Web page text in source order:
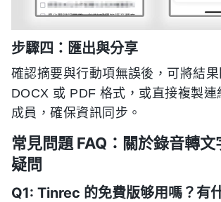
步驟四：匯出與分享
確認摘要與行動項無誤後，可將結果
DOCX 或 PDF 格式，或直接複製連
成員，確保資訊同步。
常見問題 FAQ：關於錄音轉
疑問
Q1: Tinrec 的免費版够用嗎？有